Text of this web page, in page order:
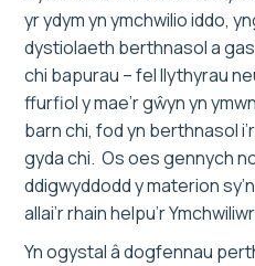
yr ydym yn ymchwilio iddo,
dystiolaeth berthnasol a
chi bapurau – fel llythyrau
ffurfiol y mae’r gŵyn yn
barn chi, fod yn berthnasol
gyda chi. Os oes gennych
ddigwyddodd y materion
allai’r rhain helpu’r
Yn ogystal â dogfennau